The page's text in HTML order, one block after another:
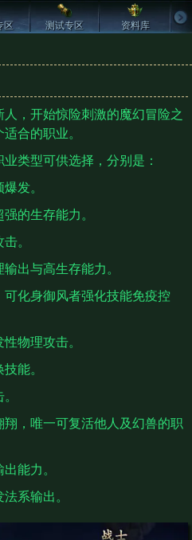
区 测试专区 资料库
，开始惊险刺激的魔幻冒险之
合的职业。
业类型可供选择，分别是：
发。
的生存能力。
。
出与高生存能力。
化身御风者强化技能免疫控
物理攻击。
能。
，唯一可复活他人及幻兽的职
能力。
系输出。